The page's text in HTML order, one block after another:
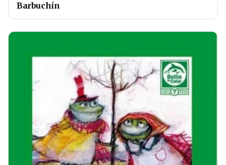
Barbuchín